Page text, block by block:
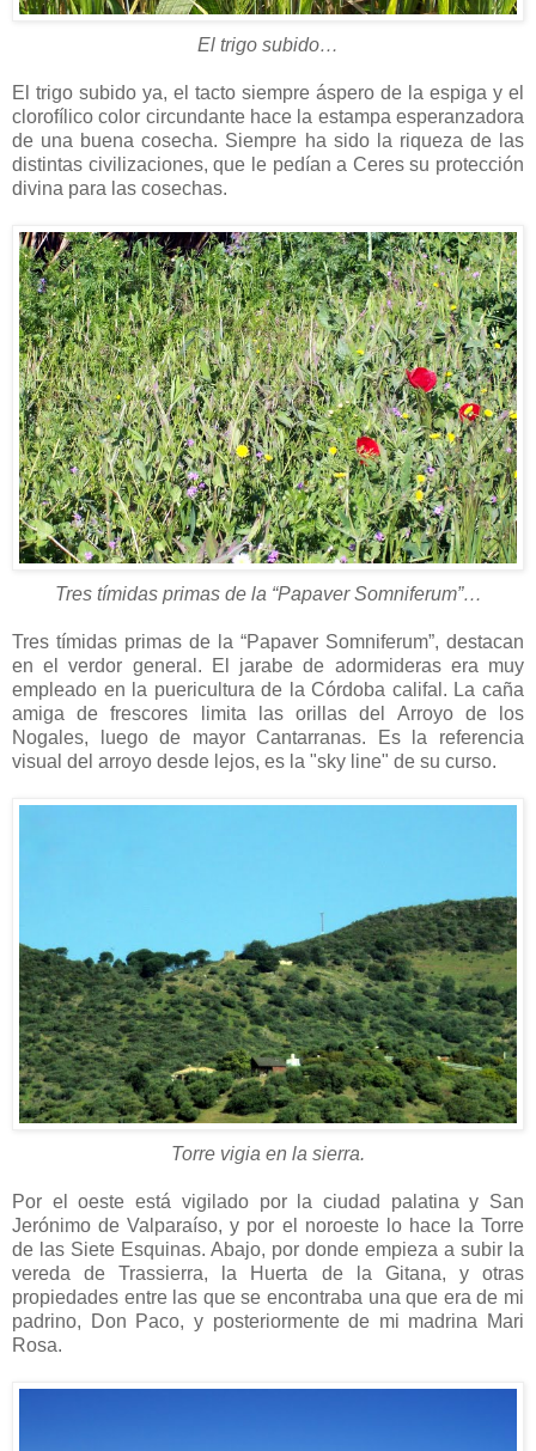
El trigo subido…
El trigo subido ya, el tacto siempre áspero de la espiga y el
clorofílico color circundante hace la estampa esperanzadora
de una buena cosecha. Siempre ha sido la riqueza de las
distintas civilizaciones, que le pedían a Ceres su protección
divina para las cosechas.
Tres tímidas primas de la “Papaver Somniferum”…
Tres tímidas primas de la “Papaver Somniferum”, destacan
en el verdor general. El jarabe de adormideras era muy
empleado en la puericultura de la Córdoba califal. La caña
amiga de frescores limita las orillas del Arroyo de los
Nogales, luego de mayor Cantarranas. Es la referencia
visual del arroyo desde lejos, es la "sky line" de su curso.
Torre vigia en la sierra.
Por el oeste está vigilado por la ciudad palatina y San
Jerónimo de Valparaíso, y por el noroeste lo hace la Torre
de las Siete Esquinas. Abajo, por donde empieza a subir la
vereda de Trassierra, la Huerta de la Gitana, y otras
propiedades entre las que se encontraba una que era de mi
padrino, Don Paco, y posteriormente de mi madrina Mari
Rosa.